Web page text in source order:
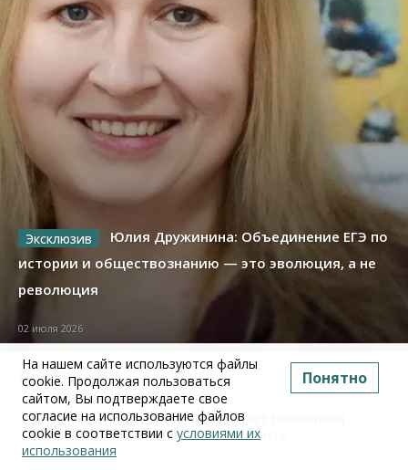
Юлия Дружинина: Объединение ЕГЭ по
истории и обществознанию — это эволюция, а не
революция
02 июля 2026
Про Бизнес
Бизнес Право&Порядок ПроБизнес
Злоумышленники опять атакуют новосибирские
компании через электронную почту
На нашем сайте используются файлы
cookie. Продолжая пользоваться
сайтом, Вы подтверждаете свое
согласие на использование файлов
cookie в соответствии с условиями их
использования
Понятно